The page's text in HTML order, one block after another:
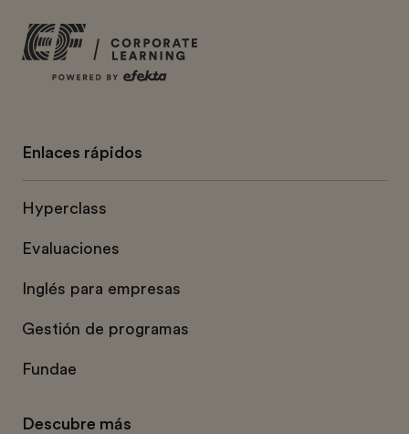
Enlaces rápidos
Hyperclass
Evaluaciones
Inglés para empresas
Gestión de programas
Fundae
Descubre más